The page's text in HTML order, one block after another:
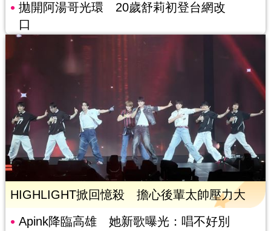
拋開阿湯哥光環 20歲舒莉初登台網改
口
HIGHLIGHT掀回憶殺 擔心後輩太帥壓力大
Apink降臨高雄 她新歌曝光：唱不好別